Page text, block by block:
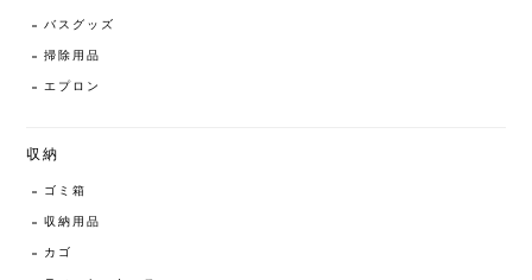
バスグッズ
掃除用品
エプロン
収納
ゴミ箱
収納用品
カゴ